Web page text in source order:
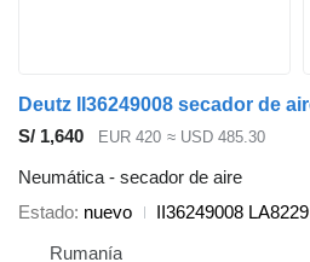
S/ 1,640 EUR 420 ≈ USD 485.30
Neumática - secador de aire
Estado nuevo
II36249008 LA8229
Rumanía